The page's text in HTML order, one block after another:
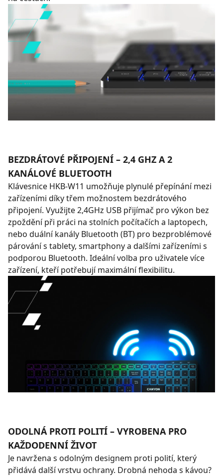
BEZDRÁTOVÉ PŘIPOJENÍ – 2,4 GHZ A 2
KANÁLOVÉ BLUETOOTH
Klávesnice HKB-W11 umožňuje plynulé přepínání mezi
zařízeními díky třem možnostem bezdrátového
připojení. Využijte 2,4GHz USB přijímač pro výkon bez
zpoždění při práci na stolních počítačích a laptopech,
nebo duální kanály Bluetooth (BT) pro bezproblémové
párování s tablety, smartphony a dalšími zařízeními s
podporou Bluetooth. Ideální volba pro uživatele více
zařízení, kteří potřebují maximální flexibilitu.
ODOLNÁ PROTI POLITÍ – VYROBENA PRO
KAŽDODENNÍ ŽIVOT
Je navržena s odolným designem proti polití, který
přidává další vrstvu ochrany. Drobná nehoda s kávou?